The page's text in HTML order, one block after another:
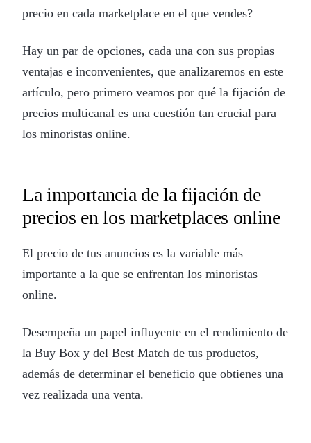
precio en cada marketplace en el que vendes?
Hay un par de opciones, cada una con sus propias
ventajas e inconvenientes, que analizaremos en este
artículo, pero primero veamos por qué la fijación de
precios multicanal es una cuestión tan crucial para
los minoristas online.
La importancia de la fijación de
precios en los marketplaces online
El precio de tus anuncios es la variable más
importante a la que se enfrentan los minoristas
online.
Desempeña un papel influyente en el rendimiento de
la Buy Box y del Best Match de tus productos,
además de determinar el beneficio que obtienes una
vez realizada una venta.